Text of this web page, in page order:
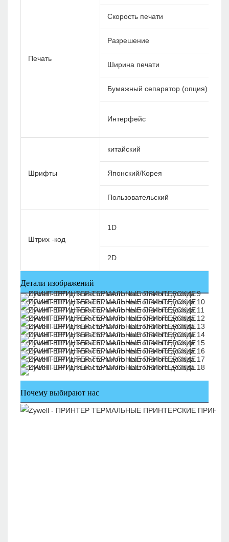
Печать
Скорость печати
Разрешение
Ширина печати
Бумажный сепаратор (опция)
Интерфейс
Шрифты
китайский
Японский/Корея
Пользовательский
Штрих -код
1D
2D
Детали изображений
Почему выбирают нас